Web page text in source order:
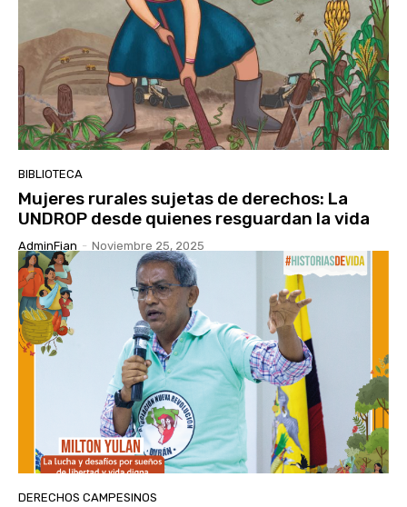
BIBLIOTECA
Mujeres rurales sujetas de derechos: La
UNDROP desde quienes resguardan la vida
AdminFian - Noviembre 25, 2025
DERECHOS CAMPESINOS